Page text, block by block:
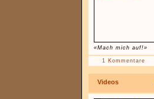
«Mach mich auf!»
1 Kommentare
Videos